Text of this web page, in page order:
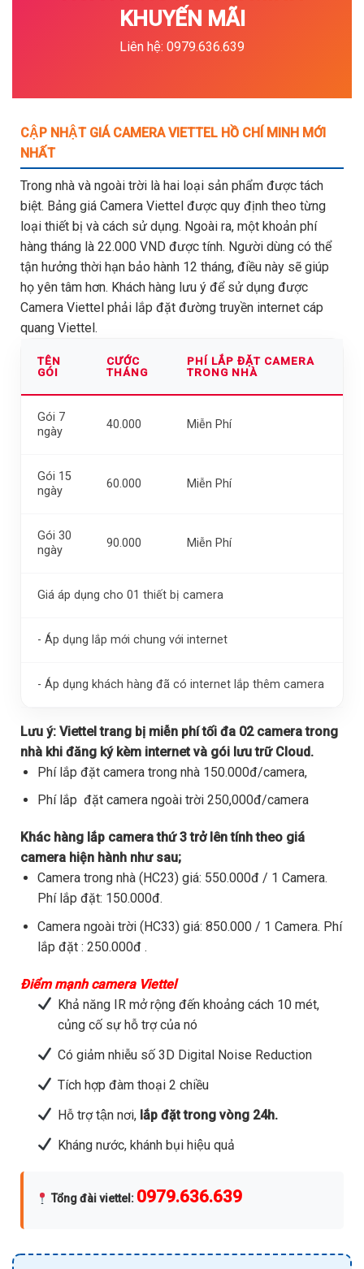
KHUYẾN MÃI
Liên hệ: 0979.636.639
CẬP NHẬT GIÁ CAMERA VIETTEL HỒ CHÍ MINH MỚI
NHẤT
Trong nhà và ngoài trời là hai loại sản phẩm được tách
biệt. Bảng giá Camera Viettel được quy định theo từng
loại thiết bị và cách sử dụng. Ngoài ra, một khoản phí
hàng tháng là 22.000 VND được tính. Người dùng có thể
tận hưởng thời hạn bảo hành 12 tháng, điều này sẽ giúp
họ yên tâm hơn. Khách hàng lưu ý để sử dụng được
Camera Viettel phải lắp đặt đường truyền internet cáp
quang Viettel.
TÊN
GÓI
CƯỚC
THÁNG
PHÍ LẮP ĐẶT CAMERA
TRONG NHÀ
Gói 7
ngày
40.000 Miễn Phí
Gói 15
ngày
60.000 Miễn Phí
Gói 30
ngày
90.000 Miễn Phí
Giá áp dụng cho 01 thiết bị camera
- Áp dụng lắp mới chung với internet
- Áp dụng khách hàng đã có internet lắp thêm camera
Lưu ý: Viettel trang bị miễn phí tối đa 02 camera trong
nhà khi đăng ký kèm internet và gói lưu trữ Cloud.
Phí lắp đặt camera trong nhà 150.000đ/camera,
Phí lắp đặt camera ngoài trời 250,000đ/camera
Khác hàng lắp camera thứ 3 trở lên tính theo giá
camera hiện hành như sau;
Camera trong nhà (HC23) giá: 550.000đ / 1 Camera.
Phí lắp đặt: 150.000đ.
Camera ngoài trời (HC33) giá: 850.000 / 1 Camera. Phí
lắp đặt : 250.000đ .
Điểm mạnh camera Viettel
Khả năng IR mở rộng đến khoảng cách 10 mét,
củng cố sự hỗ trợ của nó
Có giảm nhiễu số 3D Digital Noise Reduction
Tích hợp đàm thoại 2 chiều
Hỗ trợ tận nơi,lắp đặt trong vòng 24h.
Kháng nước, khánh bụi hiệu quả
Tổng đài viettel : 0979.636.639